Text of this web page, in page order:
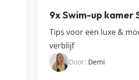
9x Swim-up kamer
Tips voor een luxe &
verblijf
Door: Demi